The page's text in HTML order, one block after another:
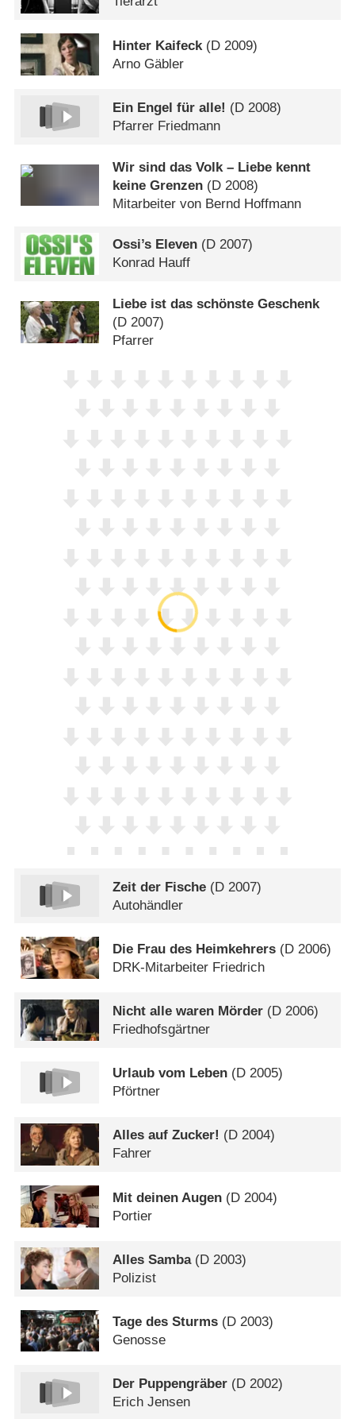
Hinter Kaifeck (D 2009)
Arno Gäbler
Ein Engel für alle! (D 2008)
Pfarrer Friedmann
Wir sind das Volk – Liebe kennt
keine Grenzen (D 2008)
Mitarbeiter von Bernd Hoffmann
Ossi’s Eleven (D 2007)
Konrad Hauff
Liebe ist das schönste Geschenk
(D 2007)
Pfarrer
Zeit der Fische (D 2007)
Autohändler
Die Frau des Heimkehrers (D 2006)
DRK-Mitarbeiter Friedrich
Nicht alle waren Mörder (D 2006)
Friedhofsgärtner
Urlaub vom Leben (D 2005)
Pförtner
Alles auf Zucker! (D 2004)
Fahrer
Mit deinen Augen (D 2004)
Portier
Alles Samba(D 2003)
Polizist
Tage des Sturms (D 2003)
Genosse
Der Puppengräber (D 2002)
Erich Jensen